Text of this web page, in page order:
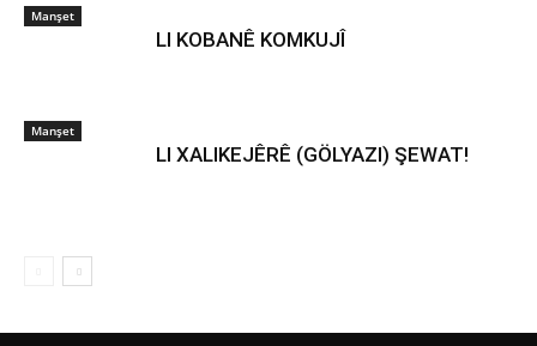
Manşet
LI KOBANÊ KOMKUJÎ
Manşet
LI XALIKEJÊRÊ (GÖLYAZI) ŞEWAT!